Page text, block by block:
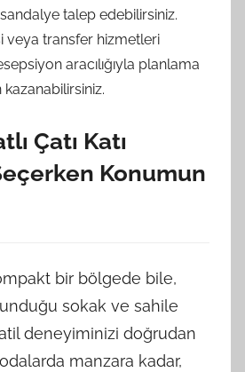
talep edebilirsiniz.
veya transfer hizmetleri
aracılığıyla planlama
Çatı Katı
Konumun
bir bölgede bile,
sokak ve sahile
deneyiminizi doğrudan
manzara kadar,